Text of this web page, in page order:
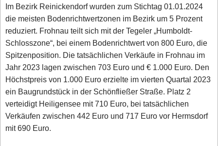
Im Bezirk Reinickendorf wurden zum Stichtag 01.01.2024
die meisten Bodenrichtwertzonen im Bezirk um 5 Prozent
reduziert. Frohnau teilt sich mit der Tegeler „Humboldt-
Schlosszone“, bei einem Bodenrichtwert von 800 Euro, die
Spitzenposition. Die tatsächlichen Verkäufe in Frohnau im
Jahr 2023 lagen zwischen 703 Euro und € 1.000 Euro. Den
Höchstpreis von 1.000 Euro erzielte im vierten Quartal 2023
ein Baugrundstück in der Schönfließer Straße. Platz 2
verteidigt Heiligensee mit 710 Euro, bei tatsächlichen
Verkäufen zwischen 442 Euro und 717 Euro vor Hermsdorf
mit 690 Euro.